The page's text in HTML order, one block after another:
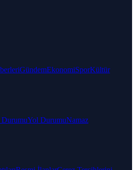
GündemEkonomiSporKültür
DurumuYol DurumuNamaz